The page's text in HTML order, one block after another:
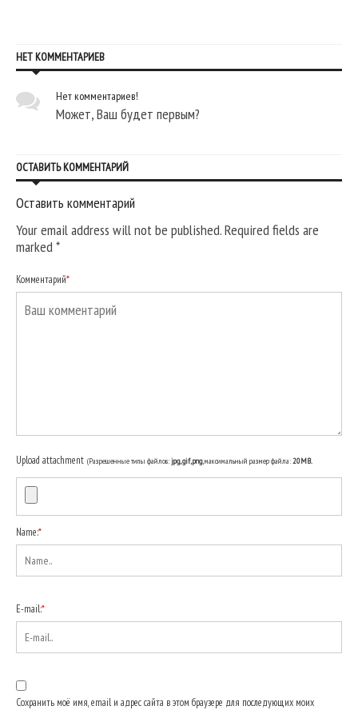
НЕТ КОММЕНТАРИЕВ
Нет комментариев!
Может, Ваш будет первым?
ОСТАВИТЬ КОММЕНТАРИЙ
Оставить комментарий
Your email address will not be published. Required fields are
marked*
Комментарий*
Upload attachment (Разрешенные типы файлов:jpg, gif, png, максимальный размер файла: 20MB.
Name:*
E-mail:*
Сохранить моё имя, email и адрес сайта в этом браузере для последующих моих